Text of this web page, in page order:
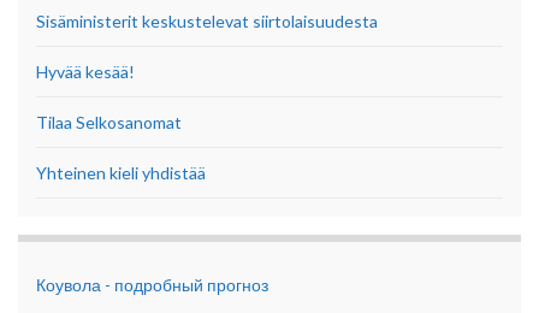
Sisäministerit keskustelevat siirtolaisuudesta
Hyvää kesää!
Tilaa Selkosanomat
Yhteinen kieli yhdistää
Коувола - подробный прогноз